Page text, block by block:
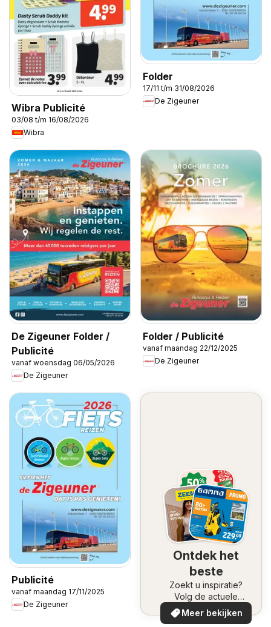
Wibra Publicité
03/08 t/m 16/08/2026
Wibra
Folder
17/11 t/m 31/08/2026
De Zigeuner
De Zigeuner Folder /
Publicité
vanaf woensdag 06/05/2026
De Zigeuner
Folder / Publicité
vanaf maandag 22/12/2025
De Zigeuner
Publicité
vanaf maandag 17/11/2025
De Zigeuner
Ontdek het
beste
Zoekt u inspiratie?
Volg de actuele
aanbiedingen
Meer bekijken